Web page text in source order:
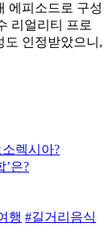
에피소드로 구성
리얼리티 프로
도 인정받았으니,
렉시아?
’은?
행 #길거리음식